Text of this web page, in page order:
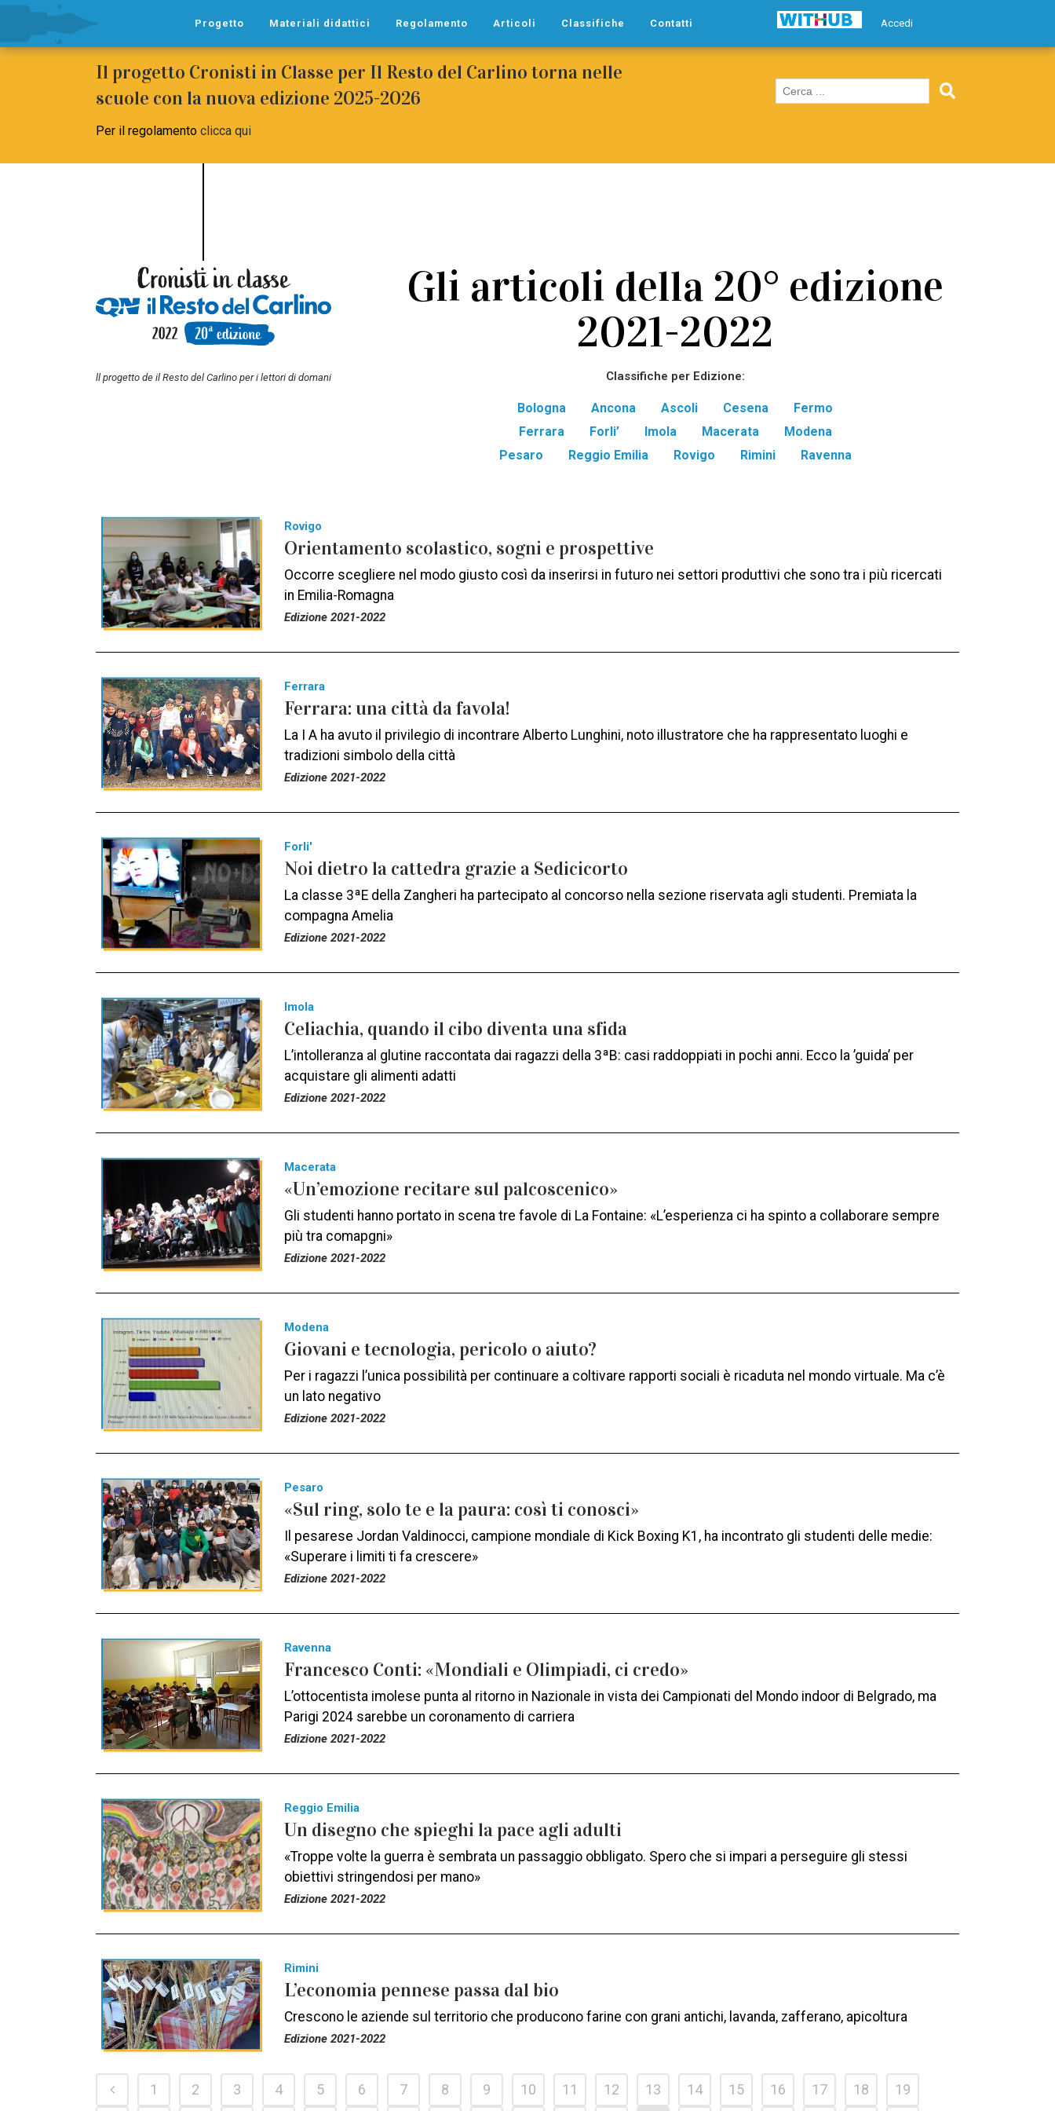
Accedi
Progetto Materiali didattici Regolamento Articoli Classifiche Contatti
Il progetto Cronisti in Classe per Il Resto del Carlino torna nelle
scuole con la nuova edizione 2025-2026
Per il regolamento clicca qui
ll progetto de il Resto del Carlino per i lettori di domani
Gli articoli della 20° edizione
2021-2022
Classifiche per Edizione:
Bologna Ancona Ascoli Cesena
Fermo
Ferrara
Forli’ Imola Macerata
Modena
Pesaro
Reggio Emilia Rovigo Rimini Ravenna
Rovigo
Orientamento scolastico, sogni e prospettive
Occorre scegliere nel modo giusto così da inserirsi in futuro nei settori produttivi che sono tra i più ricercati
in Emilia-Romagna
Edizione 2021-2022
Ferrara
Ferrara: una città da favola!
La I A ha avuto il privilegio di incontrare Alberto Lunghini, noto illustratore che ha rappresentato luoghi e
tradizioni simbolo della città
Edizione 2021-2022
Forli'
Noi dietro la cattedra grazie a Sedicicorto
La classe 3ªE della Zangheri ha partecipato al concorso nella sezione riservata agli studenti. Premiata la
compagna Amelia
Edizione 2021-2022
Imola
Celiachia, quando il cibo diventa una sfida
L’intolleranza al glutine raccontata dai ragazzi della 3ªB: casi raddoppiati in pochi anni. Ecco la ’guida’ per
acquistare gli alimenti adatti
Edizione 2021-2022
Macerata
«Un’emozione recitare sul palcoscenico»
Gli studenti hanno portato in scena tre favole di La Fontaine: «L’esperienza ci ha spinto a collaborare sempre
più tra comapgni»
Edizione 2021-2022
Modena
Giovani e tecnologia, pericolo o aiuto?
Per i ragazzi l’unica possibilità per continuare a coltivare rapporti sociali è ricaduta nel mondo virtuale. Ma c’è
un lato negativo
Edizione 2021-2022
Pesaro
«Sul ring, solo te e la paura: così ti conosci»
Il pesarese Jordan Valdinocci, campione mondiale di Kick Boxing K1, ha incontrato gli studenti delle medie:
«Superare i limiti ti fa crescere»
Edizione 2021-2022
Ravenna
Francesco Conti: «Mondiali e Olimpiadi, ci credo»
L’ottocentista imolese punta al ritorno in Nazionale in vista dei Campionati del Mondo indoor di Belgrado, ma
Parigi 2024 sarebbe un coronamento di carriera
Edizione 2021-2022
Reggio Emilia
Un disegno che spieghi la pace agli adulti
«Troppe volte la guerra è sembrata un passaggio obbligato. Spero che si impari a perseguire gli stessi
obiettivi stringendosi per mano»
Edizione 2021-2022
Rimini
L’economia pennese passa dal bio
Crescono le aziende sul territorio che producono farine con grani antichi, lavanda, zafferano, apicoltura
Edizione 2021-2022
1 2 3 4 5 6 7 8 9 10 11 12 13 14 15 16 17 18
19